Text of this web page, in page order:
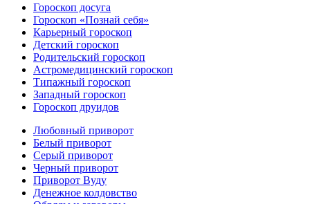
Гороскоп досуга
Гороскоп «Познай себя»
Карьерный гороскоп
Детский гороскоп
Родительский гороскоп
Астромедицинский гороскоп
Типажный гороскоп
Западный гороскоп
Гороскоп друидов
Любовный приворот
Белый приворот
Серый приворот
Черный приворот
Приворот Вуду
Денежное колдовство